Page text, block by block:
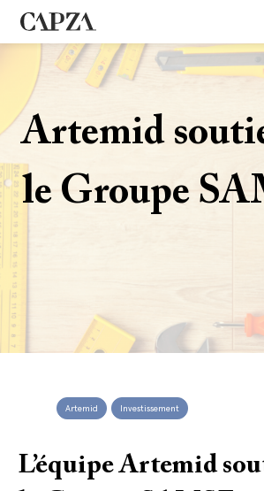
Artemid
le Groupe
Artemid Investissement
L’équipe Artemid